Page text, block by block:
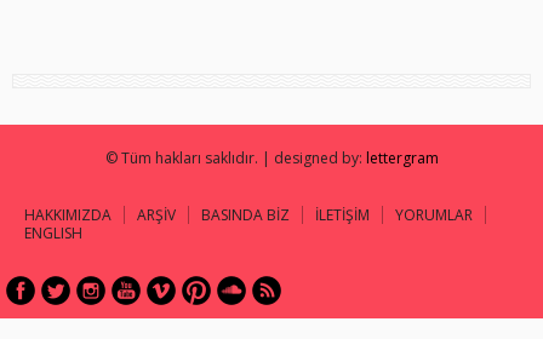
© Tüm hakları saklıdır. | designed by: lettergram
HAKKIMIZDA ARŞİV BASINDA BİZ İLETİŞİM
YORUMLAR
ENGLISH